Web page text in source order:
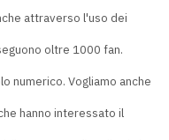
attraverso l'uso dei
oltre 1000 fan.
numerico. Vogliamo anche
hanno interessato il